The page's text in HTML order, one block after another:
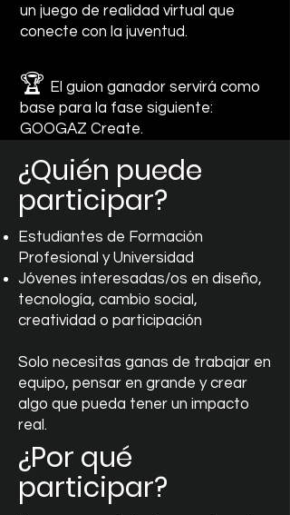
un juego de realidad virtual que
conecte con la juventud.
🏆 El guion ganador servirá como
base para la fase siguiente:
GOOGAZ Create.
¿Quién puede
participar?
Estudiantes de Formación
Profesional y Universidad
Jóvenes interesadas/os en diseño,
tecnología, cambio social,
creatividad o participación
Solo necesitas ganas de trabajar en
equipo, pensar en grande y crear
algo que pueda tener un impacto
real.
¿Por qué
participar?